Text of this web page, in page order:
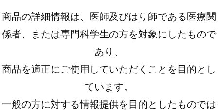
商品の詳細情報は、医師及びはり師である医療関
係者、または専門科学生の方を対象にしたもので
あり、
商品を適正にご使用していただくことを目的とし
ています。
一般の方に対する情報提供を目的としたものでは